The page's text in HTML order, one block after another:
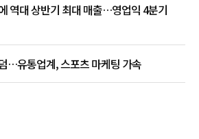
역대 상반기 최대 매출…영업익 4분기
…유통업계, 스포츠 마케팅 가속